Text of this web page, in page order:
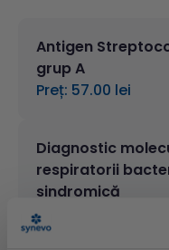
Antigen
grup A
Preț: 57.00 lei
Diagnostic
respiratorii
sindromică
Preț: 385.00 lei